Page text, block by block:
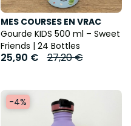
MES COURSES EN VRAC
Gourde KIDS 500 ml – Sweet
Friends | 24 Bottles
25,90 € 27,20 €
-4%